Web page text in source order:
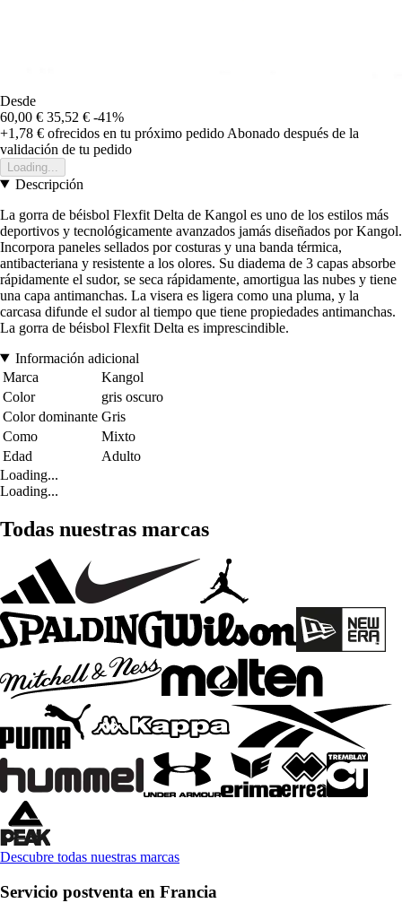
Desde
60,00 € 35,52 € -41%
+1,78 € ofrecidos en tu próximo pedido Abonado después de la
validación de tu pedido
Loading...
Descripción
La gorra de béisbol Flexfit Delta de Kangol es uno de los estilos más
deportivos y tecnológicamente avanzados jamás diseñados por Kangol.
Incorpora paneles sellados por costuras y una banda térmica,
antibacteriana y resistente a los olores. Su diadema de 3 capas absorbe
rápidamente el sudor, se seca rápidamente, amortigua las nubes y tiene
una capa antimanchas. La visera es ligera como una pluma, y la
carcasa difunde el sudor al tiempo que tiene propiedades antimanchas.
La gorra de béisbol Flexfit Delta es imprescindible.
Información adicional
Marca
Kangol
Color
gris oscuro
Color dominante Gris
Como
Mixto
Edad
Adulto
Loading...
Loading...
Todas nuestras marcas
Descubre todas nuestras marcas
Servicio postventa en Francia